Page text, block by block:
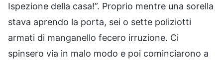
Ispezione della casa!”. Proprio mentre una sorella
stava aprendo la porta, sei o sette poliziotti
armati di manganello fecero irruzione. Ci
spinsero via in malo modo e poi cominciarono a